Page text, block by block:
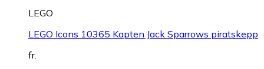
LEGO
LEGO Icons 10365 Kapten Jack Sparrows piratskepp
fr.